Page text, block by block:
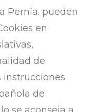
Pernía. pueden
en
de
instrucciones
de
se aconseja a